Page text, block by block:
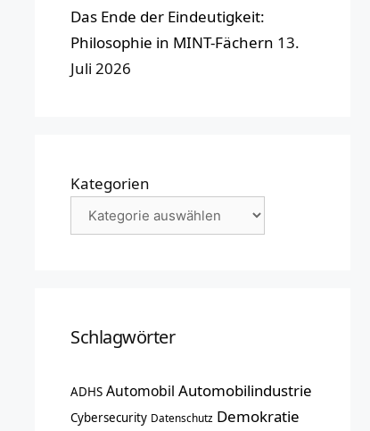
Das Ende der Eindeutigkeit:
Philosophie in MINT-Fächern 13.
Juli 2026
Kategorien
Schlagwörter
ADHS Automobil Automobilindustrie
Cybersecurity Datenschutz Demokratie